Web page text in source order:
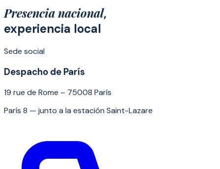
Presencia nacional,
experiencia local
Sede social
Despacho de París
19 rue de Rome – 75008 París
París 8 — junto a la estación Saint-Lazare